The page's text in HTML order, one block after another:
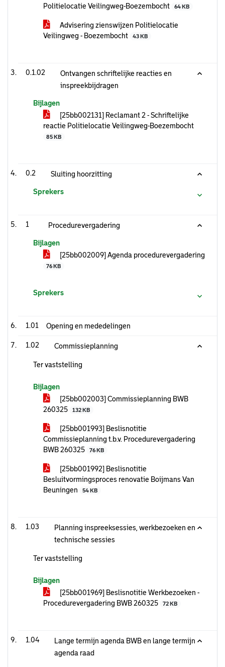
Politielocatie Veilingweg-Boezembocht
64 KB
Advisering zienswijzen Politielocatie
Veilingweg - Boezembocht
43 KB
0.1.02
Ontvangen schriftelijke reacties en
inspreekbijdragen
Bijlagen
[25bb002131] Reclamant 2 - Schriftelijke
reactie Politielocatie Veilingweg-Boezembocht
85 KB
0.2 Sluiting hoorzitting
Sprekers
1 Procedurevergadering
Bijlagen
[25bb002009] Agenda procedurevergadering
76 KB
Sprekers
1.01 Opening en mededelingen
1.02 Commissieplanning
Ter vaststelling
Bijlagen
[25bb002003] Commissieplanning BWB
260325
132 KB
[25bb001993] Beslisnotitie
Commissieplanning t.b.v. Procedurevergadering
BWB 260325
76 KB
[25bb001992] Beslisnotitie
Besluitvormingsproces renovatie Boijmans Van
Beuningen
54 KB
1.03
Planning inspreeksessies, werkbezoeken en
technische sessies
Ter vaststelling
Bijlagen
[25bb001969] Beslisnotitie Werkbezoeken -
Procedurevergadering BWB 260325
72 KB
1.04
Lange termijn agenda BWB en lange termijn
agenda raad